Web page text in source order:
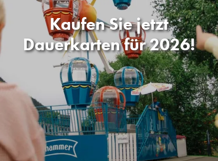
Kaufen Sie jetzt
Dauerkarten für 2026!